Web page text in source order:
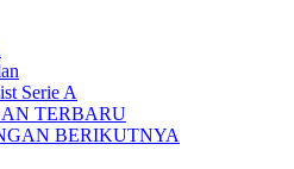
Serie A
TERBARU
BERIKUTNYA